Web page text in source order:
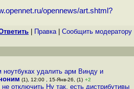
opennews/art.shtml?
Правка| Cообщить модератору
ноутбуках удалить арм Винду и
(1), 12:00 , 15-Янв-26, (1) +2
отключить Ну так, есть дистрибутивы